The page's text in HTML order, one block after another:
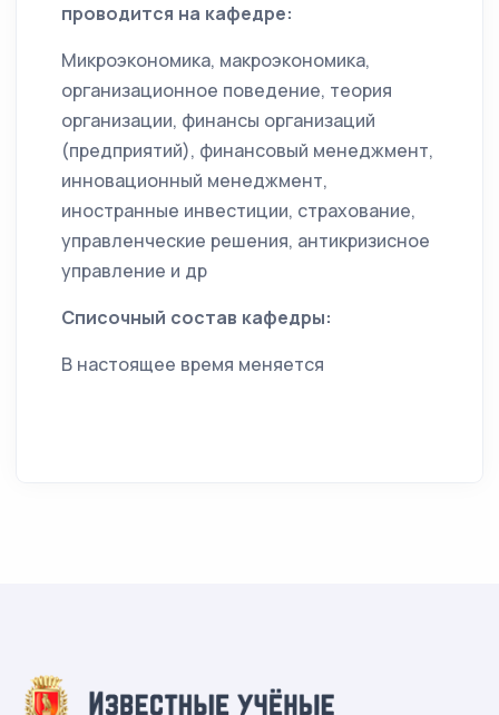
проводится на кафедре:
Микроэкономика, макроэкономика,
организационное поведение, теория
организации, финансы организаций
(предприятий), финансовый менеджмент,
инновационный менеджмент,
иностранные инвестиции, страхование,
управленческие решения, антикризисное
управление и др
Списочный состав кафедры:
В настоящее время меняется